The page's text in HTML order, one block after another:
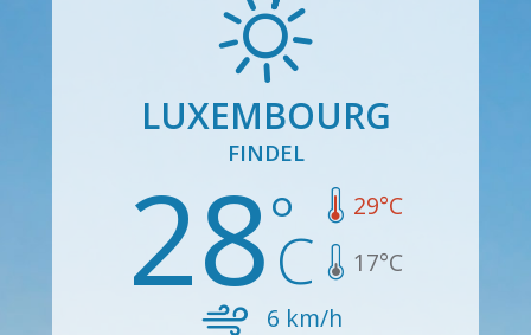
LUXEMBOURG
FINDEL
28 29°C
17°C
6 km/h